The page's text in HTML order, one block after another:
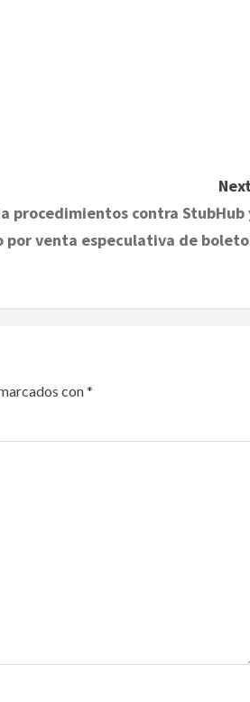
procedimientos contra StubHub
por venta especulativa de
con*